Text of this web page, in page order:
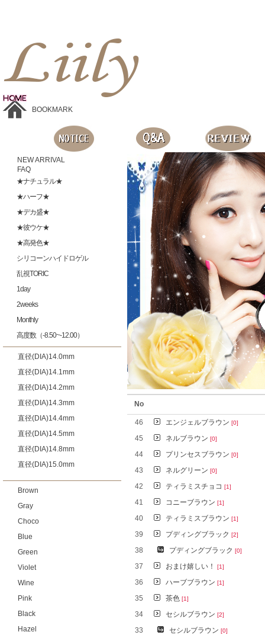
BOOKMARK
NEW ARRIVAL
FAQ
★ナチュラル★
★ハーフ★
★デカ盛★
★彼ウケ★
★高発色★
シリコーンハイドロゲル
乱視TORIC
1day
2weeks
Monthly
高度数（-8.50~-12.00）
直径(DIA)14.0mm
直径(DIA)14.1mm
直径(DIA)14.2mm
直径(DIA)14.3mm
直径(DIA)14.4mm
直径(DIA)14.5mm
直径(DIA)14.8mm
直径(DIA)15.0mm
Brown
Gray
Choco
Blue
Green
Violet
Wine
Pink
Black
Hazel
No
46 エンジェルブラウン [0]
45 ネルブラウン [0]
44 プリンセスブラウン [0]
43 ネルグリーン [0]
42 ティラミスチョコ [1]
41 コニーブラウン [1]
40 ティラミスブラウン [1]
39 プディングブラック [2]
38 プディングブラック [0]
37 おまけ嬉しい！ [1]
36 ハーブブラウン [1]
35 茶色 [1]
34 セシルブラウン [2]
33 セシルブラウン [0]